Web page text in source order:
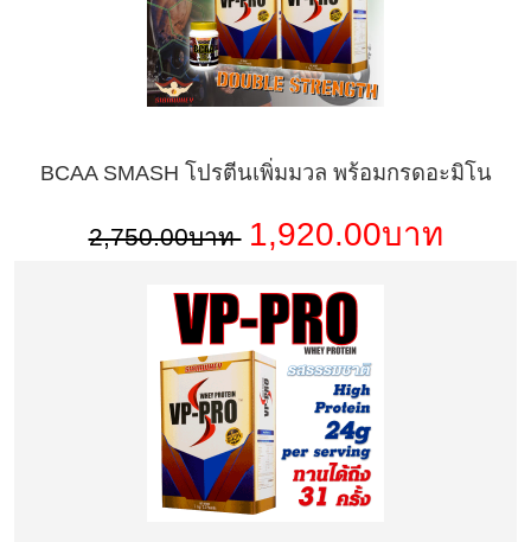
BCAA SMASH โปรตีนเพิ่มมวล พร้อมกรดอะมิโน
2,750.00บาท 1,920.00บาท